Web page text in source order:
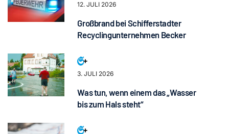
12. JULI 2026
Großbrand bei Schifferstadter
Recyclingunternehmen Becker
3. JULI 2026
Was tun, wenn einem das „Wasser
bis zum Hals steht“